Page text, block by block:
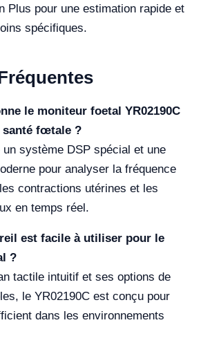
Plus pour une estimation rapide et
spécifiques.
le moniteur foetal YR02190C
santé fœtale ?
système DSP spécial et une
pour analyser la fréquence
contractions utérines et les
en temps réel.
est facile à utiliser pour le
?
tactile intuitif et ses options de
le YR02190C est conçu pour
dans les environnements